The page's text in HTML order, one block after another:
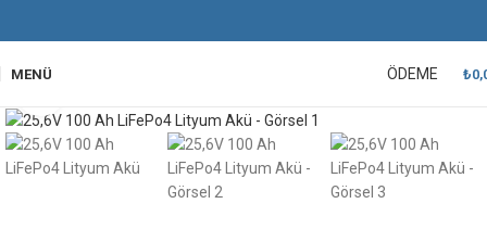
MENÜ ÖDEME ₺